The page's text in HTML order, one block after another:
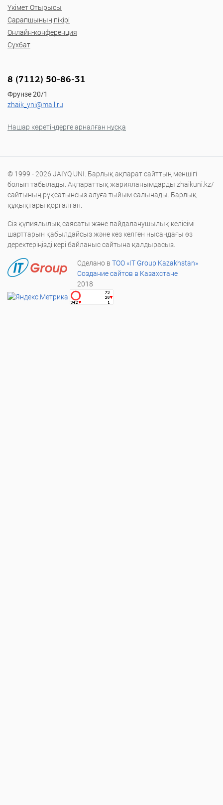
Үкімет Отырысы
Сарапшының пікірі
Онлайн-конференция
Сұхбат
8 (7112) 50-86-31
Фрунзе 20/1
zhaik_yni@mail.ru
Нашар көретіндерге арналған нұсқа
© 1999 - 2026 JAIYQ UNI. Барлық ақпарат сайттың меншігі
болып табылады. Ақпараттық жарияланымдарды zhaikuni.kz/
сайтының рұқсатынсыз алуға тыйым салынады. Барлық
құқықтары қорғалған.
Сіз құпиялылық саясаты және пайдаланушылық келісімі
шарттарын қабылдайсыз және кез келген нысандағы өз
деректеріңізді кері байланыс сайтына қалдырасыз.
Сделано в ТОО «IT Group Kazakhstan»
Создание сайтов в Казахстане
2018